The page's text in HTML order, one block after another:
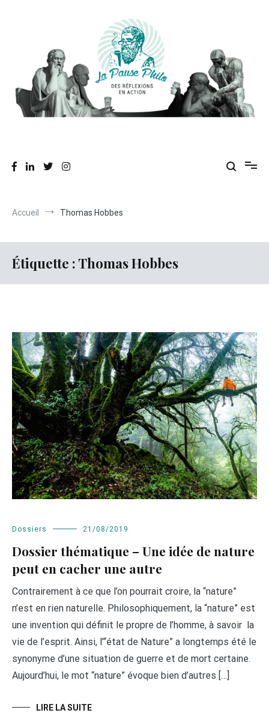
Accueil Thomas Hobbes
Étiquette : Thomas Hobbes
Dossiers 21/08/2019
Dossier thématique – Une idée de nature
peut en cacher une autre
Contrairement à ce que l’on pourrait croire, la “nature”
n’est en rien naturelle. Philosophiquement, la “nature” est
une invention qui définit le propre de l’homme, à savoir la
vie de l’esprit. Ainsi, l’“état de Nature” a longtemps été le
synonyme d’une situation de guerre et de mort certaine.
Aujourd’hui, le mot “nature” évoque bien d’autres […]
LIRE LA SUITE